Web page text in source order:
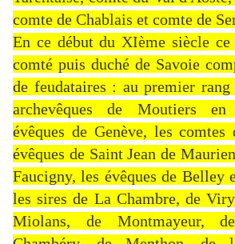
comte de Chablais et comte de
En ce début du XIème siècle
comté puis duché de Savoie
de feudataires : au premier rang
archevêques de Moutiers en
évêques de Genève, les comtes
évêques de Saint Jean de
Faucigny, les évêques de Belley
les sires de La Chambre, de
Miolans, de Montmayeur,